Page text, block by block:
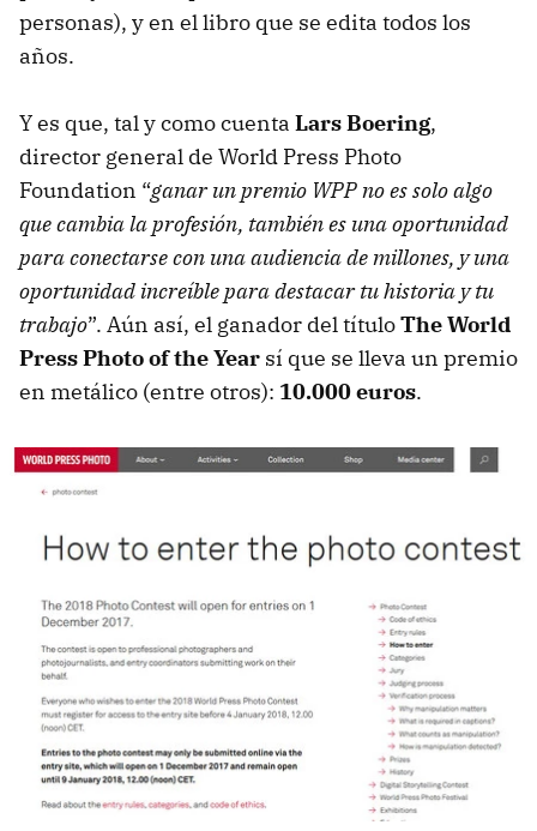
personas), y en el libro que se edita todos los
años.
Y es que, tal y como cuenta Lars Boering,
director general de World Press Photo
Foundation “ganar un premio WPP no es solo algo
que cambia la profesión, también es una oportunidad
para conectarse con una audiencia de millones, y una
oportunidad increíble para destacar tu historia y tu
trabajo”. Aún así, el ganador del títuloThe World
Press Photo of the Year sí que se lleva un premio
en metálico (entre otros): 10.000 euros.